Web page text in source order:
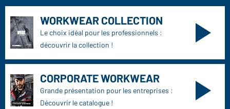
WORKWEAR COLLECTION
Le choix idéal pour les professionnels :
découvrir la collection !
CORPORATE WORKWEAR
Grande présentation pour les entreprises :
Découvrir le catalogue !